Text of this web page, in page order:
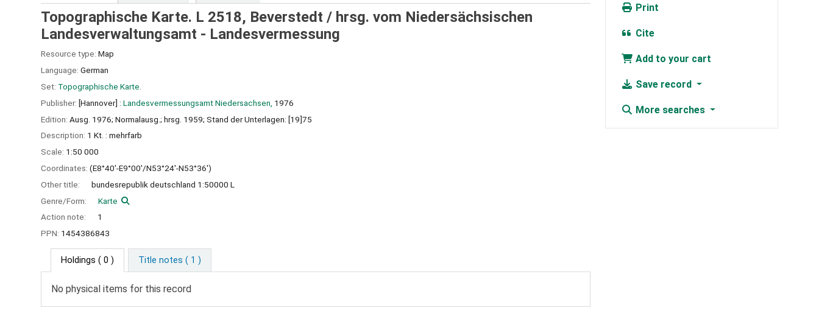
Topographische Karte. L 2518, Beverstedt / hrsg. vom Niedersächsischen
Landesverwaltungsamt - Landesvermessung
Resource type: Map
Language: German
Set: Topographische Karte.
Publisher: [Hannover] : Landesvermessungsamt Niedersachsen, 1976
Edition: Ausg. 1976; Normalausg.; hrsg. 1959; Stand der Unterlagen: [19]75
Description: 1 Kt. : mehrfarb
Scale: 1:50 000
Coordinates: (E8°40'-E9°00'/N53°24'-N53°36')
Other title:
bundesrepublik deutschland 1:50000 L
Genre/Form:
Karte
Action note:
1
PPN: 1454386843
Holdings ( 0 ) Title notes ( 1 )
No physical items for this record
Print
Cite
Add to your cart
Save record
More searches